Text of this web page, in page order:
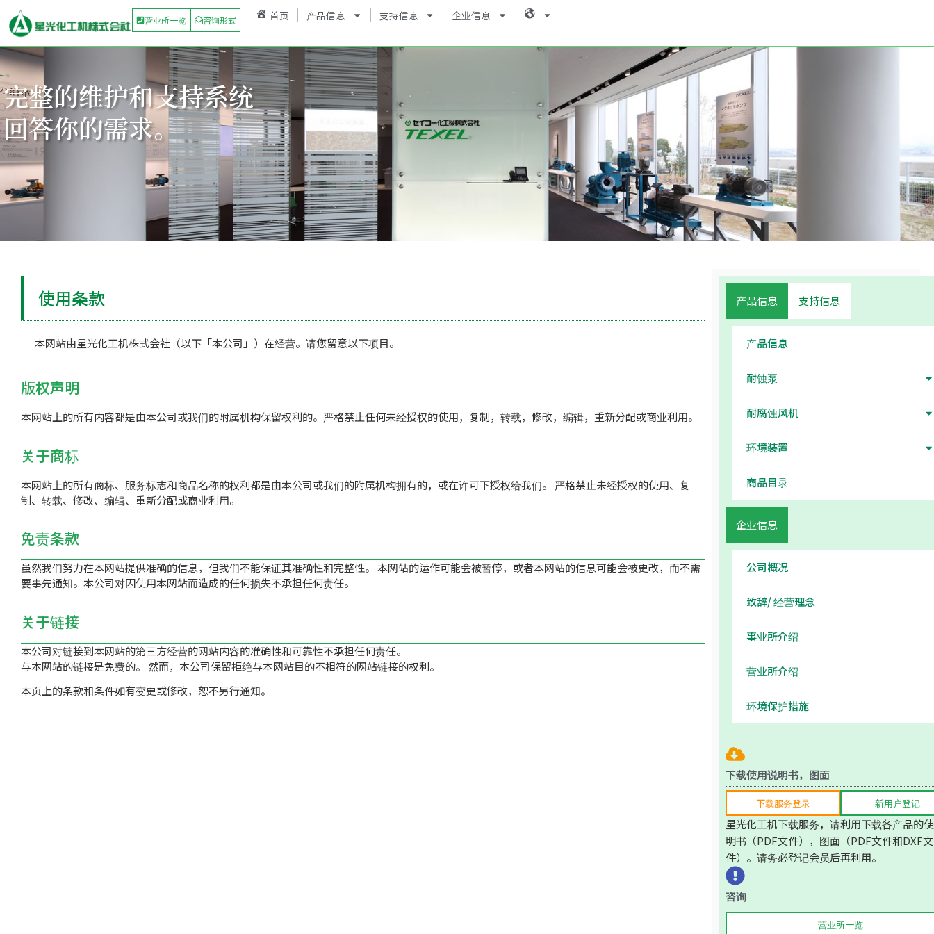
营业所一览 咨询形式 首页 产品信息 支持信息 企业信息 Language
完整的维护和支持系统
回答你的需求。
使用条款
本网站由星光化工机株式会社（以下「本公司」）在经营。请您留意以下项目。
版权声明
本网站上的所有内容都是由本公司或我们的附属机构保留权利的。严格禁止任何未经授权的使用，复制，转载，修改，编辑，重新分配或商业利用。
关于商标
本网站上的所有商标、服务标志和商品名称的权利都是由本公司或我们的附属机构拥有的，或在许可下授权给我们。 严格禁止未经授权的使用、复
制、转载、修改、编辑、重新分配或商业利用。
免责条款
虽然我们努力在本网站提供准确的信息，但我们不能保证其准确性和完整性。 本网站的运作可能会被暂停，或者本网站的信息可能会被更改，而不需
要事先通知。本公司对因使用本网站而造成的任何损失不承担任何责任。
关于链接
本公司对链接到本网站的第三方经营的网站内容的准确性和可靠性不承担任何责任。
与本网站的链接是免费的。 然而，本公司保留拒绝与本网站目的不相符的网站链接的权利。
本页上的条款和条件如有变更或修改，恕不另行通知。
产品信息 支持信息
产品信息
耐蚀泵
耐腐蚀风机
环境装置
商品目录
企业信息
公司概况
致辞/ 经营理念
事业所介绍
营业所介绍
环境保护措施
下载使用说明书，图面
下载服务登录 新用户登记
星光化工机下载服务，请利用下载各产品的
明书（PDF文件），图面（PDF文件和DXF文
件）。请务必登记会员后再利用。
咨询
营业所一览